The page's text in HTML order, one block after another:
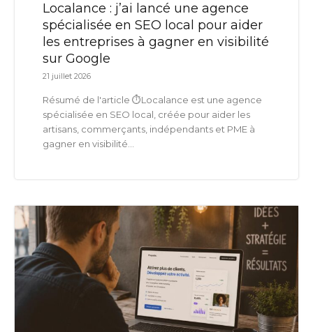
Localance : j’ai lancé une agence
spécialisée en SEO local pour aider
les entreprises à gagner en visibilité
sur Google
21 juillet 2026
Résumé de l'article ⏱️Localance est une agence
spécialisée en SEO local, créée pour aider les
artisans, commerçants, indépendants et PME à
gagner en visibilité...